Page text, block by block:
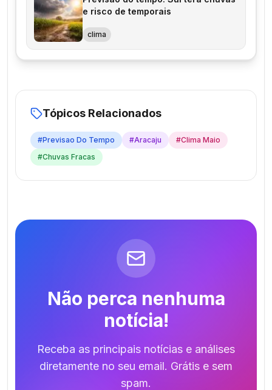
e risco de temporais
clima
Tópicos Relacionados
#Previsao Do Tempo #Aracaju #Clima Maio
#Chuvas Fracas
Não perca nenhuma
notícia!
Receba as principais notícias e análises
diretamente no seu email. Grátis e sem
spam.